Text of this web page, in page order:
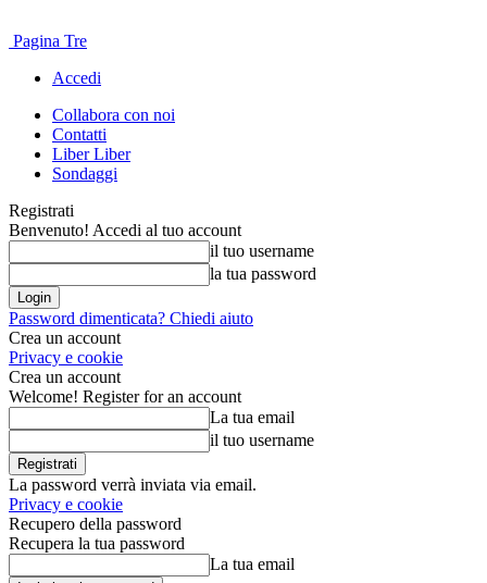
Pagina Tre
Accedi
Collabora con noi
Contatti
Liber Liber
Sondaggi
Registrati
Benvenuto! Accedi al tuo account
il tuo username
la tua password
Password dimenticata? Chiedi aiuto
Crea un account
Privacy e cookie
Crea un account
Welcome! Register for an account
La tua email
il tuo username
La password verrà inviata via email.
Privacy e cookie
Recupero della password
Recupera la tua password
La tua email